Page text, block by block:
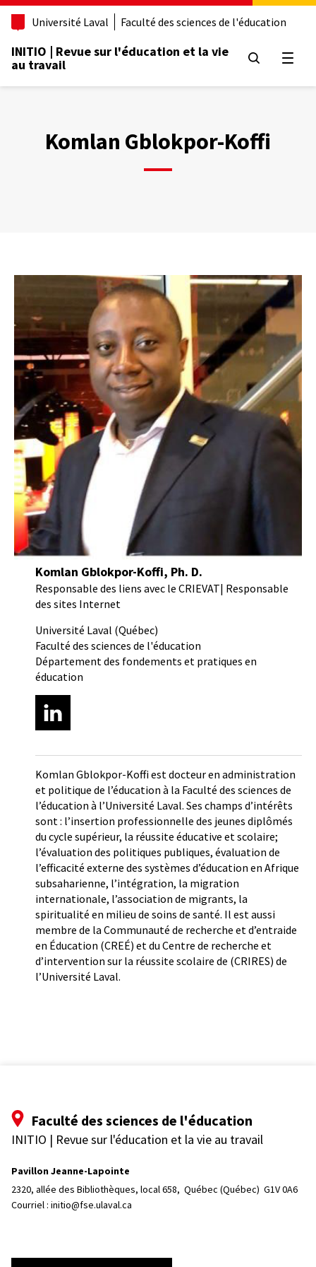
Aller
principal
Université Laval Faculté des sciences de l'éducation
INITIO | Revue sur l'éducation et la vie
au travail
Komlan Gblokpor-Koffi
Komlan Gblokpor-Koffi, Ph. D.
Responsable des liens avec le CRIEVAT| Responsable
des sites Internet
Université Laval (Québec)
Faculté des sciences de l'éducation
Département des fondements et pratiques en
éducation
Komlan Gblokpor-Koffi est docteur en administration
et politique de l’éducation à la Faculté des sciences de
l’éducation à l’Université Laval. Ses champs d’intérêts
sont : l’insertion professionnelle des jeunes diplômés
du cycle supérieur, la réussite éducative et scolaire;
l’évaluation des politiques publiques, évaluation de
l’efficacité externe des systèmes d’éducation en Afrique
subsaharienne, l’intégration, la migration
internationale, l’association de migrants, la
spiritualité en milieu de soins de santé. Il est aussi
membre de la Communauté de recherche et d’entraide
en Éducation (CREÉ) et du Centre de recherche et
d’intervention sur la réussite scolaire de (CRIRES) de
l’Université Laval.
Faculté des sciences de l'éducation
INITIO | Revue sur l'éducation et la vie au travail
Pavillon Jeanne-Lapointe
2320, allée des Bibliothèques, local 658, Québec (Québec)  G1V 0A6
Courriel : initio@fse.ulaval.ca